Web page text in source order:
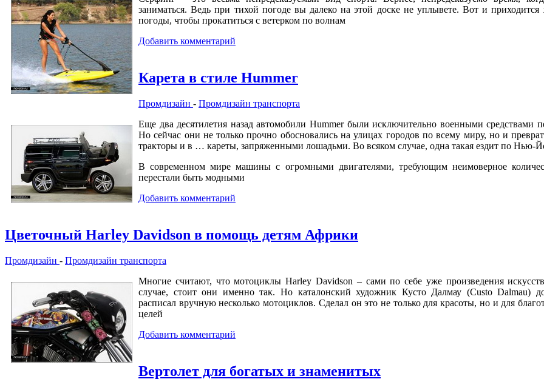
заниматься. Ведь при тихой погоде вы далеко на этой доске не уплывете. Вот и
погоды, чтобы прокатиться с ветерком по волнам
Добавить комментарий
Карета в стиле Hummer
Промдизайн - Промдизайн транспорта
Еще два десятилетия назад автомобили Hummer были исключительно военными средствами
Но сейчас они не только прочно обосновались на улицах городов по всему миру, но и
тракторы и в … кареты, запряженными лошадьми. Во всяком случае, одна такая ездит по Нью-
В современном мире машины с огромными двигателями, требующим неимоверное
перестали быть модными
Добавить комментарий
Цветочный Harley Davidson в помощь детям Африки
Промдизайн - Промдизайн транспорта
Многие считают, что мотоциклы Harley Davidson – сами по себе уже произведения
случае, стоит они именно так. Но каталонский художник Кусто Далмау (Custo Dalmau)
расписал вручную несколько мотоциклов. Сделал он это не только для красоты, но и для
целей
Добавить комментарий
Вертолет для богатых и знаменитых